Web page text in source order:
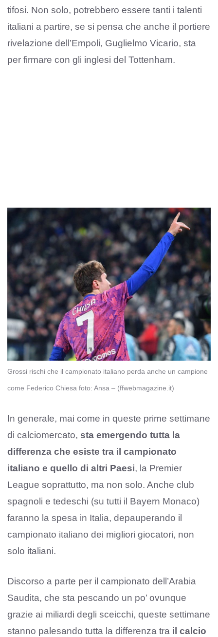
tifosi. Non solo, potrebbero essere tanti i talenti
italiani a partire, se si pensa che anche il portiere
rivelazione dell’Empoli, Guglielmo Vicario, sta
per firmare con gli inglesi del Tottenham.
Grossi rischi che il campionato italiano perda anche un campione
come Federico Chiesa foto: Ansa – (ffwebmagazine.it)
In generale, mai come in queste prime settimane
di calciomercato, sta emergendo tutta la
differenza che esiste tra il campionato
italiano e quello di altri Paesi, la Premier
League soprattutto, ma non solo. Anche club
spagnoli e tedeschi (su tutti il Bayern Monaco)
faranno la spesa in Italia, depauperando il
campionato italiano dei migliori giocatori, non
solo italiani.
Discorso a parte per il campionato dell’Arabia
Saudita, che sta pescando un po’ ovunque
grazie ai miliardi degli sceicchi, queste settimane
stanno palesando tutta la differenza tra il calcio